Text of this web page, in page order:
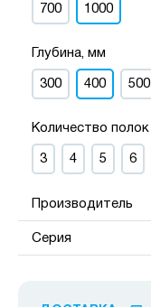
700 1000
Глубина, мм
300 400 500
Количество полок
3 4 5 6
Производитель
Серия